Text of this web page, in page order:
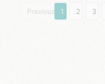
Previous 1 2 3